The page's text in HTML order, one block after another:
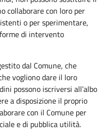
collaborare con loro per
o per sperimentare,
di intervento
dal Comune, che
vogliono dare il loro
possono iscriversi all’albo
a disposizione il proprio
con il Comune per
e di pubblica utilità.